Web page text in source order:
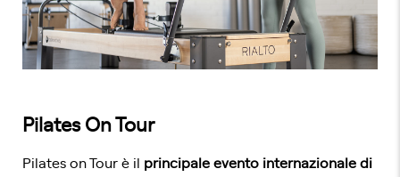
Pilates On Tour
Pilates on Tour è il principale evento internazionale di